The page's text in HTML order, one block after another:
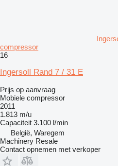
compressor
16
Ingersoll Rand 7 / 31 E
Prijs op aanvraag
Mobiele compressor
2011
1.813 m/u
Capaciteit 3.100 l/min
België, Waregem
Machinery Resale
Contact opnemen met verkoper